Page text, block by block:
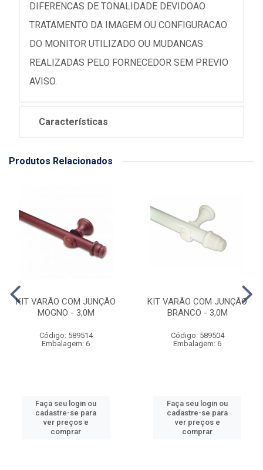
DIFERENCAS DE TONALIDADE DEVIDOAO
TRATAMENTO DA IMAGEM OU CONFIGURACAO
DO MONITOR UTILIZADO OU MUDANCAS
REALIZADAS PELO FORNECEDOR SEM PREVIO
AVISO.
Características
Produtos Relacionados
KIT VARÃO COM JUNÇÃO
MOGNO - 3,0M
Código: 589514
Embalagem: 6
Faça seu login ou
cadastre-se para
ver preços e
comprar
KIT VARÃO COM JUNÇÃO
BRANCO - 3,0M
Código: 589504
Embalagem: 6
Faça seu login ou
cadastre-se para
ver preços e
comprar